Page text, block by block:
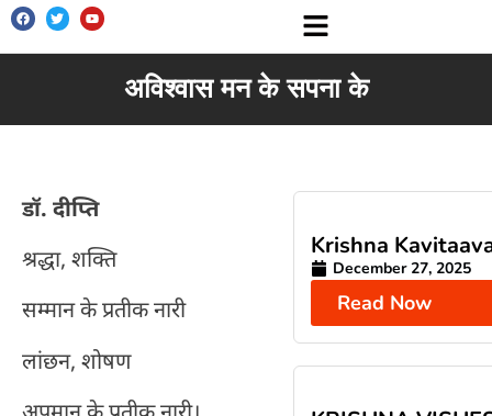
अविश्वास मन के सपना के
डॉ. दीप्ति
श्रद्धा, शक्ति
सम्मान के प्रतीक नारी
लांछन, शोषण
Krishna
December 27, 2025
Read Now